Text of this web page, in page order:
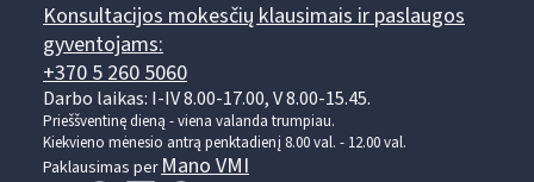
Konsultacijos mokesčių klausimais ir paslaugos
gyventojams:
+370 5 260 5060
Darbo laikas: I-IV 8.00-17.00, V 8.00-15.45.
Prieššventinę dieną - viena valanda trumpiau.
Kiekvieno mėnesio antrą penktadienį 8.00 val. - 12.00 val.
Paklausimas perMano VMI